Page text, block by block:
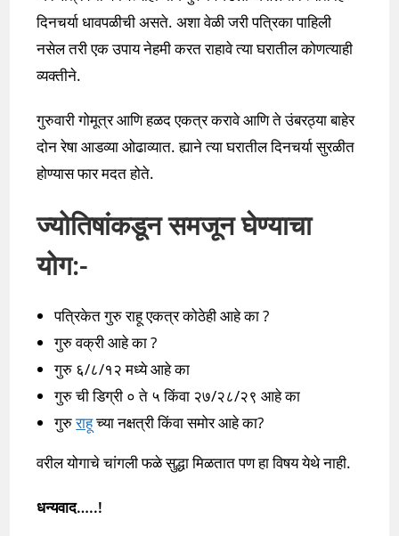
दिनचर्या धावपळीची असते. अशा वेळी जरी पत्रिका पाहिली
नसेल तरी एक उपाय नेहमी करत राहावे त्या घरातील कोणत्याही
व्यक्तीने.
गुरुवारी गोमूत्र आणि हळद एकत्र करावे आणि ते उंबरठ्या बाहेर
दोन रेषा आडव्या ओढाव्यात. ह्याने त्या घरातील दिनचर्या सुरळीत
होण्यास फार मदत होते.
ज्योतिषांकडून समजून घेण्याचा
योग:-
पत्रिकेत गुरु राहू एकत्र कोठेही आहे का ?
गुरु वक्री आहे का ?
गुरु ६/८/१२ मध्ये आहे का
गुरु ची डिग्री ० ते ५ किंवा २७/२८/२९ आहे का
गुरुराहूच्या नक्षत्री किंवा समोर आहे का?
वरील योगाचे चांगली फळे सुद्धा मिळतात पण हा विषय येथे नाही.
धन्यवाद…..!